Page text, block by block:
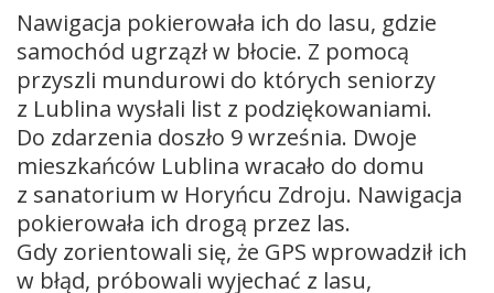
Nawigacja pokierowała ich do lasu, gdzie
samochód ugrzązł w błocie. Z pomocą
przyszli mundurowi do których seniorzy
z Lublina wysłali list z podziękowaniami.
Do zdarzenia doszło 9 września. Dwoje
mieszkańców Lublina wracało do domu
z sanatorium w Horyńcu Zdroju. Nawigacja
pokierowała ich drogą przez las.
Gdy zorientowali się, że GPS wprowadził ich
w błąd, próbowali wyjechać z lasu,